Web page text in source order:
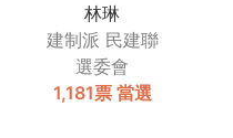
林琳
建制派 民建聯
選委會
1,181票 當選